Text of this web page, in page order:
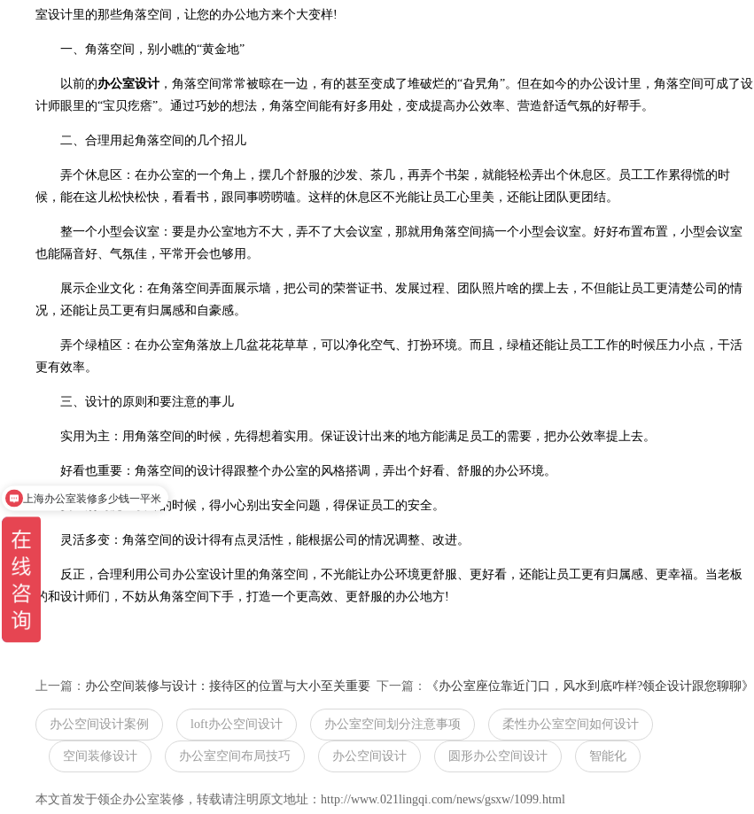
室设计里的那些角落空间，让您的办公地方来个大变样!
一、角落空间，别小瞧的“黄金地”
以前的办公室设计 ，角落空间常常被晾在一边，有的甚至变成了堆破烂的“旮旯角”。但在如今的办公设计里，角落空间可成了设
计师眼里的“宝贝疙瘩”。通过巧妙的想法，角落空间能有好多用处，变成提高办公效率、营造舒适气氛的好帮手。
二、合理用起角落空间的几个招儿
弄个休息区：在办公室的一个角上，摆几个舒服的沙发、茶几，再弄个书架，就能轻松弄出个休息区。员工工作累得慌的时
候，能在这儿松快松快，看看书，跟同事唠唠嗑。这样的休息区不光能让员工心里美，还能让团队更团结。
整一个小型会议室：要是办公室地方不大，弄不了大会议室，那就用角落空间搞一个小型会议室。好好布置布置，小型会议室
也能隔音好、气氛佳，平常开会也够用。
展示企业文化：在角落空间弄面展示墙，把公司的荣誉证书、发展过程、团队照片啥的摆上去，不但能让员工更清楚公司的情
况，还能让员工更有归属感和自豪感。
弄个绿植区：在办公室角落放上几盆花花草草，可以净化空气、打扮环境。而且，绿植还能让员工工作的时候压力小点，干活
更有效率。
三、设计的原则和要注意的事儿
实用为主：用角落空间的时候，先得想着实用。保证设计出来的地方能满足员工的需要，把办公效率提上去。
好看也重要：角落空间的设计得跟整个办公室的风格搭调，弄出个好看、舒服的办公环境。
安全别马虎：设计的时候，得小心别出安全问题，得保证员工的安全。
灵活多变：角落空间的设计得有点灵活性，能根据公司的情况调整、改进。
反正，合理利用公司办公室设计里的角落空间，不光能让办公环境更舒服、更好看，还能让员工更有归属感、更幸福。当老板
的和设计师们，不妨从角落空间下手，打造一个更高效、更舒服的办公地方!
上一篇： 办公空间装修与设计：接待区的位置与大小至关重要 下一篇： 《办公室座位靠近门口，风水到底咋样?领企设计跟您聊聊》
办公空间设计案例 loft办公空间设计 办公室空间划分注意事项 柔性办公室空间如何设计
空间装修设计 办公室空间布局技巧 办公空间设计 圆形办公空间设计 智能化
本文首发于领企办公室装修，转载请注明原文地址：http://www.021lingqi.com/news/gsxw/1099.html
上海办公室装修多少钱一平米